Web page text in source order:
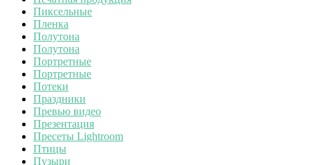
Пиксельные
Пленка
Полутона
Полутона
Портретные
Портретные
Потеки
Праздники
Превью видео
Презентация
Пресеты Lightroom
Птицы
Пузыри